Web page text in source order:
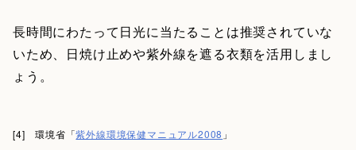
長時間にわたって日光に当たることは推奨されていな
いため、日焼け止めや紫外線を遮る衣類を活用しまし
ょう。
[4] 環境省「紫外線環境保健マニュアル2008 」